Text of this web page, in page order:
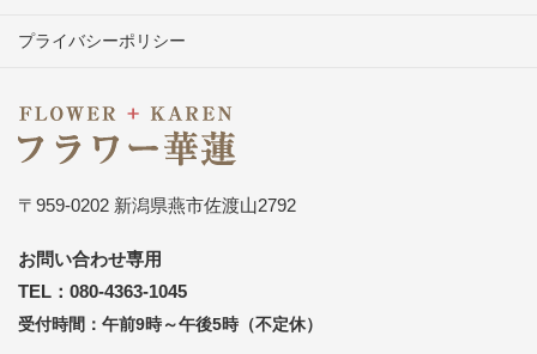
プライバシーポリシー
〒959-0202 新潟県燕市佐渡山2792
お問い合わせ専用
TEL：080-4363-1045
受付時間：午前9時～午後5時（不定休）